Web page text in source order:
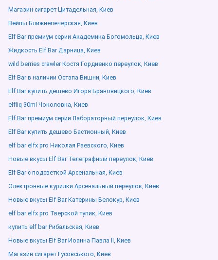
Магазин сигарет Цитадельная, Киев
Вейпы Ближнепечерская, Киев
Elf Bar премиум серии Академика Богомольца, Киев
Жидкость Elf Bar Дарница, Киев
wild berries crawler Костя Гордиенко переулок, Киев
Elf Bar в наличии Остапа Вишни, Киев
Elf Bar купить дешево Игоря Брановицкого, Киев
elfliq 30ml Чоколовка, Киев
Elf Bar премиум серии Лабораторный переулок, Киев
Elf Bar купить дешево Бастионный, Киев
elf bar elfx pro Николая Раевского, Киев
Новые вкусы Elf Bar Телеграфный переулок, Киев
Elf Bar с подсветкой Арсенальная, Киев
Электронные курилки Арсенальный переулок, Киев
Новые вкусы Elf Bar Катерины Белокур, Киев
elf bar elfx pro Тверской тупик, Киев
купить elf bar Рибальская, Киев
Новые вкусы Elf Bar Иоанна Павла ІІ, Киев
Магазин сигарет Гусовського, Киев